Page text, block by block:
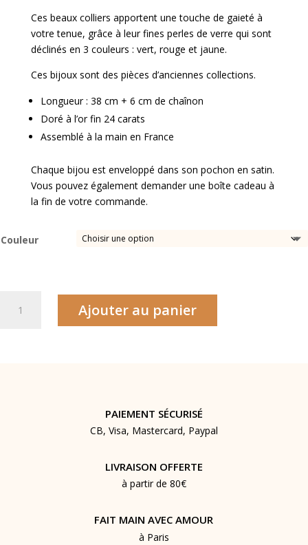
initial
était :
38.00€.
actuel
est :
20.00€.
Ces beaux colliers apportent une touche de gaieté à
votre tenue, grâce à leur fines perles de verre qui sont
déclinés en 3 couleurs : vert, rouge et jaune.
Ces bijoux sont des pièces d’anciennes collections.
Longueur : 38 cm + 6 cm de chaînon
Doré à l’or fin 24 carats
Assemblé à la main en France
Chaque bijou est enveloppé dans son pochon en satin.
Vous pouvez également demander une boîte cadeau à
la fin de votre commande.
Couleur
Ajouter au panier
PAIEMENT SÉCURISÉ
CB, Visa, Mastercard, Paypal
LIVRAISON OFFERTE
à partir de 80€
FAIT MAIN AVEC AMOUR
à Paris